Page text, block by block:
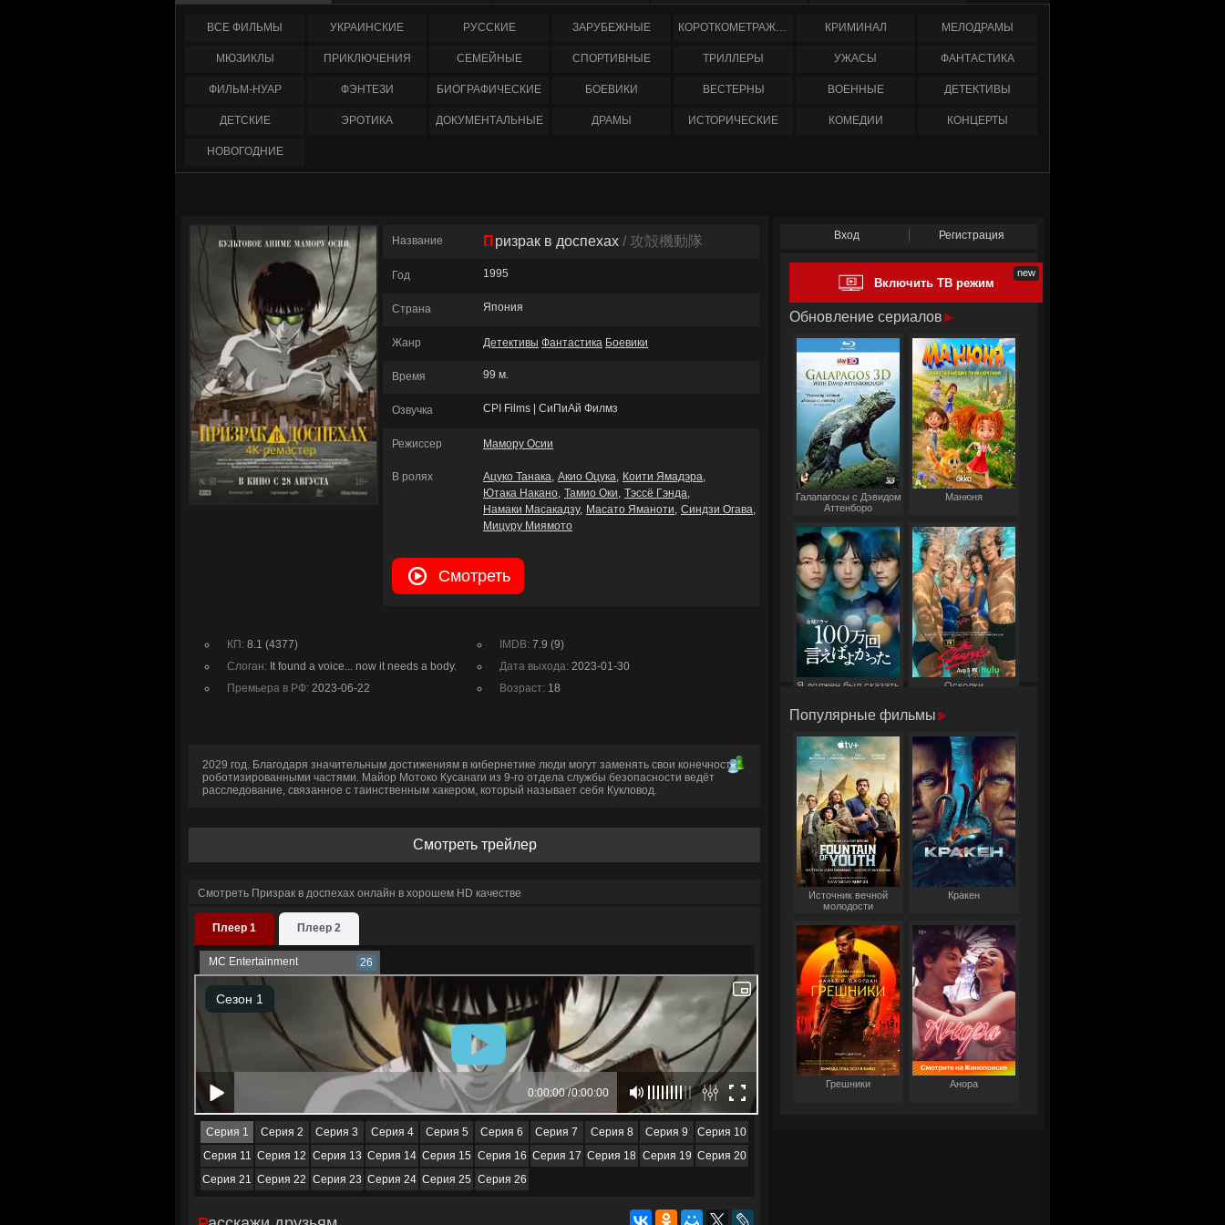
ФИЛЬМЫ УКРАИНCКИЕ РУССКИЕ ЗАРУБЕЖНЫЕ КОРОТКОМЕТРАЖНЫЕ КРИМИНАЛ МЕЛОДРАМЫ
МЮЗИКЛЫ ПРИКЛЮЧЕНИЯ СЕМЕЙНЫЕ СПОРТИВНЫЕ ТРИЛЛЕРЫ УЖАСЫ ФАНТАСТИКА
ФИЛЬМ-НУАР ФЭНТЕЗИ БИОГРАФИЧЕСКИЕ БОЕВИКИ ВЕСТЕРНЫ ВОЕННЫЕ ДЕТЕКТИВЫ
ДЕТСКИЕ ЭРОТИКА ДОКУМЕНТАЛЬНЫЕ ДРАМЫ ИСТОРИЧЕСКИЕ КОМЕДИИ КОНЦЕРТЫ
НОВОГОДНИЕ
Название Призрак в доспехах / 攻殻機動隊
Год 1995
Страна Япония
Жанр Детективы Фантастика Боевики
Время 99 м.
Озвучка CPI Films | СиПиАй Филмз
Режиссер Мамору Осии
В ролях Ацуко Танака Акио Оцука
Коити Ямадэра
Ютака Накано Тамио Оки Тэссё Гэнда
Намаки Масакадзу
Масато Яманоти Синдзи Огава
Мицуру Миямото
Смотреть
КП: 8.1 (4377) IMDB:7.9 (9)
Слоган: It found a voice... now it needs a body. Дата выхода:2023-01-30
Премьера в РФ: 2023-06-22 Возраст: 18
2029 год. Благодаря значительным достижениям в кибернетике люди могут заменять свои конечности
роботизированными частями. Майор Мотоко Кусанаги из 9-го отдела службы безопасности ведёт
расследование, связанное с таинственным хакером, который называет себя Кукловод.
Смотреть трейлер
Смотреть Призрак в доспехах онлайн в хорошем HD качестве
Плеер 1 Плеер 2
MC Entertainment 26
Серия 1 Серия 2 Серия 3 Серия 4 Серия 5 Серия 6 Серия 7 Серия 8 Серия 9
Серия 10
Серия 11 Серия 12 Серия 13 Серия 14 Серия 15 Серия 16 Серия 17 Серия 18 Серия 19 Серия 20
Серия 21 Серия 22 Серия 23 Серия 24 Серия 25 Серия 26
Вход Регистрация
Включить ТВ режим
Обновление сериалов
Галапагосы с Дэвидом
Аттенборо
Манюня
Я должен был сказать
Осколки
Популярные фильмы
Источник вечной
молодости
Кракен
Грешники Анора